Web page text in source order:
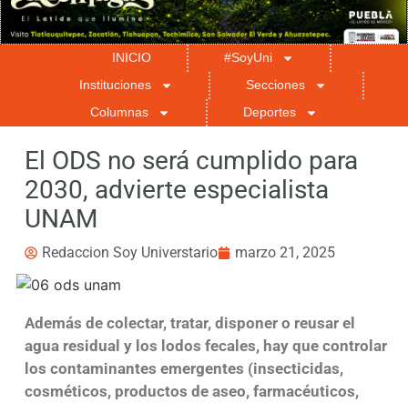
INICIO
#SoyUni
Instituciones
Secciones
Columnas
Deportes
El ODS no será cumplido para
2030, advierte especialista
UNAM
Redaccion Soy Universtario marzo 21, 2025
Además de colectar, tratar, disponer o reusar el
agua residual y los lodos fecales, hay que controlar
los contaminantes emergentes (insecticidas,
cosméticos, productos de aseo, farmacéuticos,